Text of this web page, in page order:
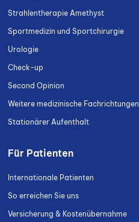
Strahlentherapie Amethyst
Sportmedizin und Sportchirurgie
Urologie
Check-up
Second Opinion
Weitere medizinische Fachrichtungen
Stationärer Aufenthalt
Für Patienten
Internationale Patienten
So erreichen Sie uns
Versicherung & Kostenübernahme